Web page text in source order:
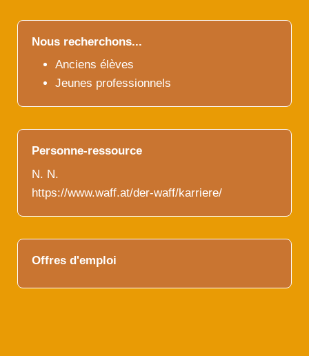
Nous recherchons...
Anciens élèves
Jeunes professionnels
Personne-ressource
N. N.
https://www.waff.at/der-waff/karriere/
Offres d'emploi